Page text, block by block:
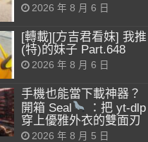
2026 年 8 月 6 日
[轉載][方吉君看妹] 我推
(特)的妹子 Part.648
2026 年 8 月 6 日
手機也能當下載神器？
開箱 Seal
：把 yt-dlp
穿上優雅外衣的雙面刃
2026 年 8 月 5 日